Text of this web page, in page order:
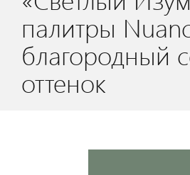
палитры
благородный
оттенок